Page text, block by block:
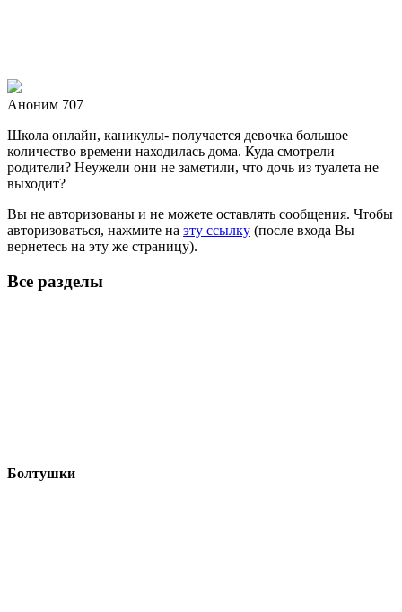
Аноним 707
Школа онлайн, каникулы- получается девочка большое
количество времени находилась дома. Куда смотрели
родители? Неужели они не заметили, что дочь из туалета не
выходит?
Вы не авторизованы и не можете оставлять сообщения. Чтобы
авторизоваться, нажмите на эту ссылку (после входа Вы
вернетесь на эту же страницу).
Все разделы
Болтушки